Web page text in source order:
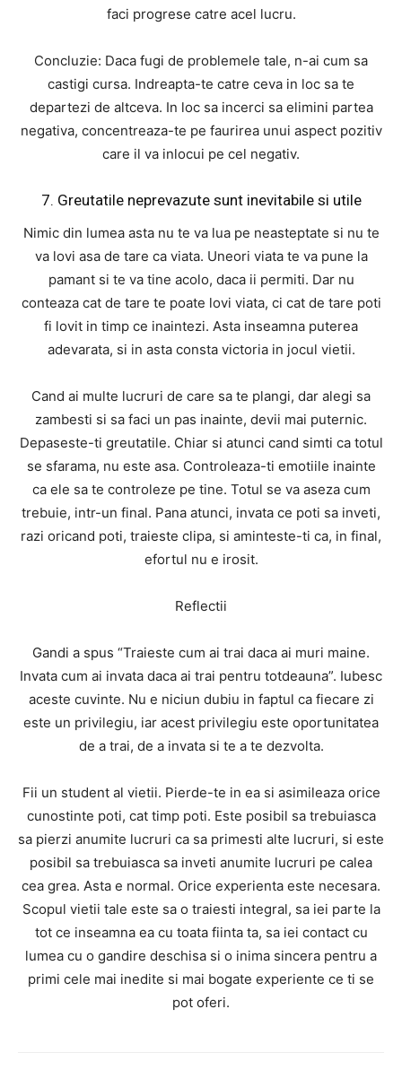
faci progrese catre acel lucru.
Concluzie: Daca fugi de problemele tale, n-ai cum sa
castigi cursa. Indreapta-te catre ceva in loc sa te
departezi de altceva. In loc sa incerci sa elimini partea
negativa, concentreaza-te pe faurirea unui aspect pozitiv
care il va inlocui pe cel negativ.
7. Greutatile neprevazute sunt inevitabile si utile
Nimic din lumea asta nu te va lua pe neasteptate si nu te
va lovi asa de tare ca viata. Uneori viata te va pune la
pamant si te va tine acolo, daca ii permiti. Dar nu
conteaza cat de tare te poate lovi viata, ci cat de tare poti
fi lovit in timp ce inaintezi. Asta inseamna puterea
adevarata, si in asta consta victoria in jocul vietii.
Cand ai multe lucruri de care sa te plangi, dar alegi sa
zambesti si sa faci un pas inainte, devii mai puternic.
Depaseste-ti greutatile. Chiar si atunci cand simti ca totul
se sfarama, nu este asa. Controleaza-ti emotiile inainte
ca ele sa te controleze pe tine. Totul se va aseza cum
trebuie, intr-un final. Pana atunci, invata ce poti sa inveti,
razi oricand poti, traieste clipa, si aminteste-ti ca, in final,
efortul nu e irosit.
Reflectii
Gandi a spus “Traieste cum ai trai daca ai muri maine.
Invata cum ai invata daca ai trai pentru totdeauna”. Iubesc
aceste cuvinte. Nu e niciun dubiu in faptul ca fiecare zi
este un privilegiu, iar acest privilegiu este oportunitatea
de a trai, de a invata si te a te dezvolta.
Fii un student al vietii. Pierde-te in ea si asimileaza orice
cunostinte poti, cat timp poti. Este posibil sa trebuiasca
sa pierzi anumite lucruri ca sa primesti alte lucruri, si este
posibil sa trebuiasca sa inveti anumite lucruri pe calea
cea grea. Asta e normal. Orice experienta este necesara.
Scopul vietii tale este sa o traiesti integral, sa iei parte la
tot ce inseamna ea cu toata fiinta ta, sa iei contact cu
lumea cu o gandire deschisa si o inima sincera pentru a
primi cele mai inedite si mai bogate experiente ce ti se
pot oferi.